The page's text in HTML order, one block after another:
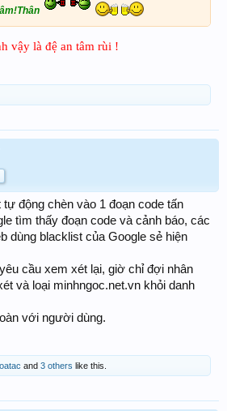
vậy là đệ an tâm rùi !
động chèn vào 1 đoạn code tấn
tìm thấy đoạn code và cảnh báo, các
dùng blacklist của Google sẻ hiện
cầu xem xét lại, giờ chỉ đợi nhân
và loại minhngoc.net.vn khỏi danh
với người dùng.
and 3 others like this.